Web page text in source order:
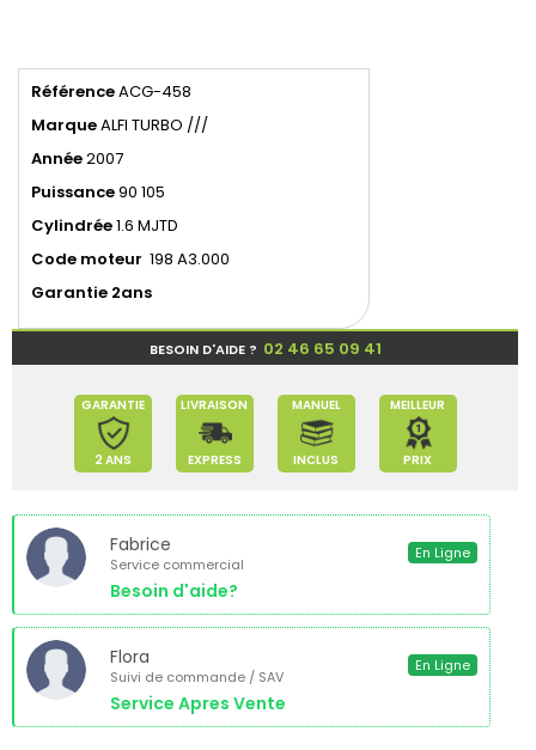
RéférenceACG-458
MarqueALFI TURBO ///
Année2007
Puissance90 105
Cylindrée1.6 MJTD
Code moteur 198 A3.000
Garantie 2ans
BESOIN D'AIDE ? 02 46 65 09 41
GARANTIE
2 ANS
LIVRAISON
EXPRESS
MANUEL
INCLUS
MEILLEUR
PRIX
Fabrice
Service commercial
Besoin d'aide?
En Ligne
Flora
Suivi de commande / SAV
Service Apres Vente
En Ligne